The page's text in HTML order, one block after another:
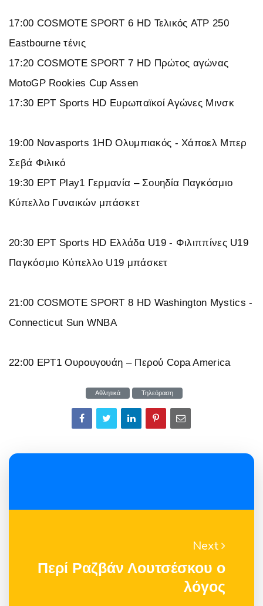
17:00 COSMOTE SPORT 6 HD Τελικός ATP 250
Eastbourne τένις
17:20 COSMOTE SPORT 7 HD Πρώτος αγώνας
MotoGP Rookies Cup Assen
17:30 ΕΡΤ Sports HD Ευρωπαϊκοί Αγώνες Μινσκ
19:00 Novasports 1HD Ολυμπιακός - Χάποελ Μπερ
Σεβά Φιλικό
19:30 ΕΡΤ Play1 Γερμανία – Σουηδία Παγκόσμιο
Κύπελλο Γυναικών μπάσκετ
20:30 ΕΡΤ Sports HD Ελλάδα U19 - Φιλιππίνες U19
Παγκόσμιο Κύπελλο U19 μπάσκετ
21:00 COSMOTE SPORT 8 HD Washington Mystics -
Connecticut Sun WNBA
22:00 ΕΡΤ1 Ουρουγουάη – Περού Copa America
Αθλητικά Τηλεόραση
Next
Περί Ραζβάν Λουτσέσκου ο
λόγος